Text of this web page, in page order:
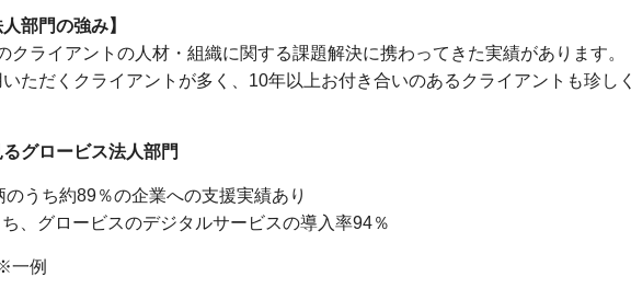
部門の強み】
クライアントの人材・組織に関する課題解決に携わってきた実績があります。
ただくクライアントが多く、10年以上お付き合いのあるクライアントも珍しく
グロービス法人部門
のうち約89％の企業への支援実績あり
、グロービスのデジタルサービスの導入率94％
一例